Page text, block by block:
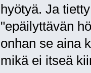
hyötyä. Ja
"epäilyttävän
onhan se aina
mikä ei itseä